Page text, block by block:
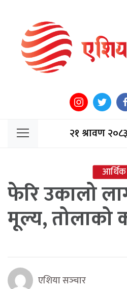
२१ श्रावण
आर्थिक
फेरि उकालो
मूल्य, तोलाको
एशिया सञ्‍चार